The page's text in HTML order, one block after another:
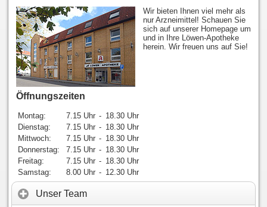
Wir bieten Ihnen viel mehr als
nur Arzneimittel! Schauen Sie
sich auf unserer Homepage um
und in Ihre Löwen-Apotheke
herein. Wir freuen uns auf Sie!
Öffnungszeiten
Montag: 7.15 Uhr - 18.30 Uhr
Dienstag:
7.15 Uhr - 18.30 Uhr
Mittwoch:
7.15 Uhr - 18.30 Uhr
Donnerstag:
7.15 Uhr - 18.30 Uhr
Freitag:
7.15 Uhr - 18.30 Uhr
Samstag:
8.00 Uhr - 12.30 Uhr
Unser Team